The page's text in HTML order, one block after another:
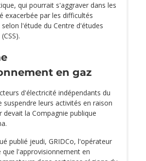
qui pourrait s'aggraver dans les
exacerbée par les difficultés
l'étude du Centre d'études
en gaz
d'électricité indépendants du
suspendre leurs activités en raison
devait la Compagnie publique
publié jeudi, GRIDCo, l'opérateur
que l'approvisionnement en